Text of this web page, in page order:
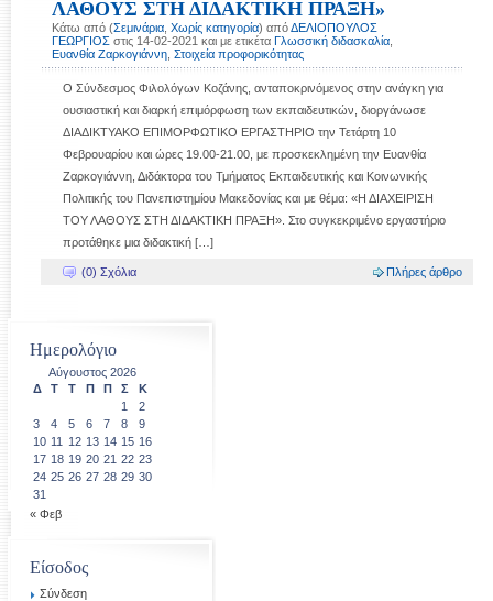
ΛΑΘΟΥΣ ΣΤΗ ΔΙΔΑΚΤΙΚΗ ΠΡΑΞΗ»
Κάτω από (Σεμινάρια Χωρίς κατηγορία) απόΔΕΛΙΟΠΟΥΛΟΣ
ΓΕΩΡΓΙΟΣ στις 14-02-2021 και με ετικέτα Γλωσσική διδασκαλία
Ευανθία Ζαρκογιάννη Στοιχεία προφορικότητας
Ο Σύνδεσμος Φιλολόγων Κοζάνης, ανταποκρινόμενος στην ανάγκη για
ουσιαστική και διαρκή επιμόρφωση των εκπαιδευτικών, διοργάνωσε
ΔΙΑΔΙΚΤΥΑΚΟ ΕΠΙΜΟΡΦΩΤΙΚΟ ΕΡΓΑΣΤΗΡΙΟ την Τετάρτη 10
Φεβρουαρίου και ώρες 19.00-21.00, με προσκεκλημένη την Ευανθία
Ζαρκογιάννη, Διδάκτορα του Τμήματος Εκπαιδευτικής και Κοινωνικής
Πολιτικής του Πανεπιστημίου Μακεδονίας και με θέμα: «Η ΔΙΑΧΕΙΡΙΣΗ
ΤΟΥ ΛΑΘΟΥΣ ΣΤΗ ΔΙΔΑΚΤΙΚΗ ΠΡΑΞΗ». Στο συγκεκριμένο εργαστήριο
προτάθηκε μια διδακτική […]
(0) Σχόλια Πλήρες άρθρο
Ημερολόγιο
Αύγουστος 2026
Δ
Τ Τ Π Π Σ
Κ
1
2
3
4 5 6 7 8
9
10 11 12 13 14 15 16
17 18 19 20 21 22 23
24 25 26 27 28 29 30
31
« Φεβ
Είσοδος
Σύνδεση